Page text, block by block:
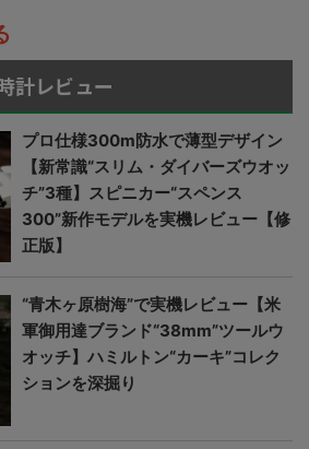
計レビュー
プロ仕様300m防水で薄型デザイン
【新常識“スリム・ダイバーズウオッ
チ”3種】スピニカー“スペンス
300”新作モデルを実機レビュー【修
正版】
“青木ヶ原樹海”で実機レビュー【米
軍御用達ブランド“38mm”ツールウ
オッチ】ハミルトン“カーキ”コレク
ションを深掘り